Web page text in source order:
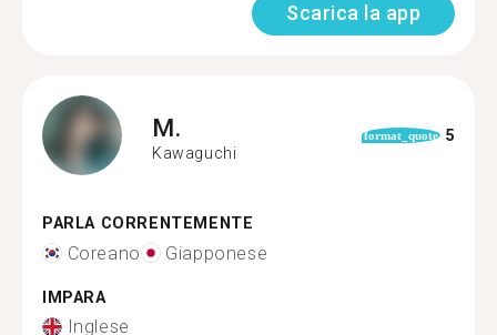
Scarica la app
M.
Kawaguchi
format_quote 5
PARLA CORRENTEMENTE
Coreano Giapponese
IMPARA
Inglese